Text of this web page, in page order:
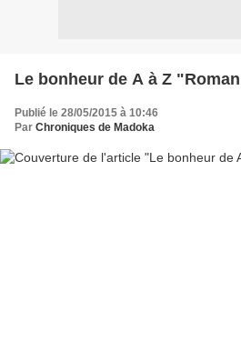
Le bonheur de A à Z
Publié le 28/05/2015 à 10:46
Par Chroniques de Madoka